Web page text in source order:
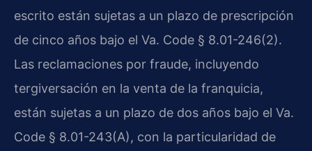
escrito están sujetas a un plazo de prescripción
de cinco años bajo el Va. Code § 8.01-246(2).
Las reclamaciones por fraude, incluyendo
tergiversación en la venta de la franquicia,
están sujetas a un plazo de dos años bajo el Va.
Code § 8.01-243(A), con la particularidad de